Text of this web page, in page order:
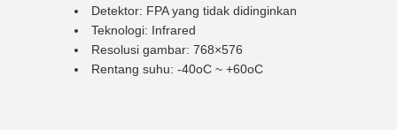
Detektor: FPA yang tidak didinginkan
Teknologi: Infrared
Resolusi gambar: 768×576
Rentang suhu: -40oC ~ +60oC